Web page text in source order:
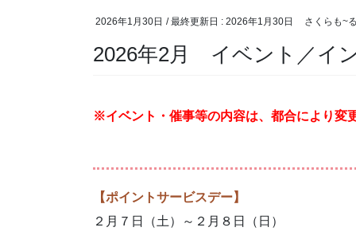
2026年1月30日 / 最終更新日 : 2026年1月30日 さくらも~
2026年2月 イベント／イ
※イベント・催事等の内容は、都合により変
【ポイントサービスデー】
２月７日（土）～２月８日（日）